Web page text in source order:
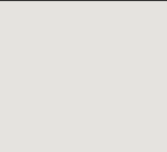
Hard Rock